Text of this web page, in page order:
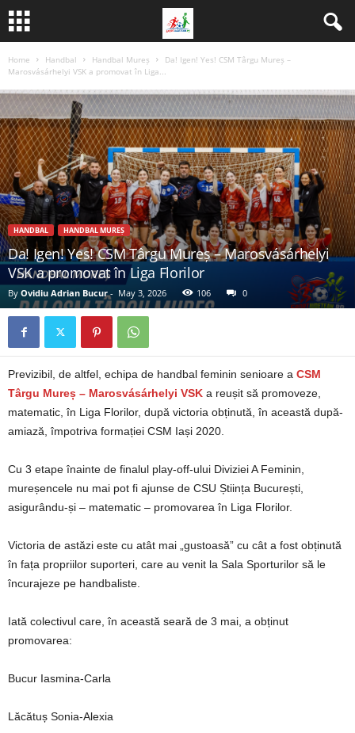
Home Handbal Handbal Mureș
Da! Igen! Yes! CSM Târgu Mureș –
Marosvásárhelyi VSK a promovat în Liga...
HANDBAL HANDBAL MUREȘ
Da! Igen! Yes! CSM Târgu Mureș – Marosvásárhelyi
VSK a promovat în Liga Florilor
By Ovidiu Adrian Bucur- May 3, 2026 106 0
Previzibil, de altfel, echipa de handbal feminin senioare a CSM
Târgu Mureș – Marosvásárhelyi VSK a reușit să promoveze,
matematic, în Liga Florilor, după victoria obținută, în această după-
amiază, împotriva formației CSM Iași 2020.
Cu 3 etape înainte de finalul play-off-ului Diviziei A Feminin,
mureșencele nu mai pot fi ajunse de CSU Știința București,
asigurându-și – matematic – promovarea în Liga Florilor.
Victoria de astăzi este cu atât mai „gustoasă” cu cât a fost obținută
în fața propriilor suporteri, care au venit la Sala Sporturilor să le
încurajeze pe handbaliste.
Iată colectivul care, în această seară de 3 mai, a obținut
promovarea:
Bucur Iasmina-Carla
Lăcătuș Sonia-Alexia